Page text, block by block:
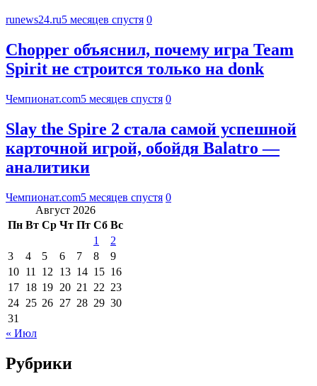
runews24.ru5 месяцев спустя 0
Chopper объяснил, почему игра Team
Spirit не строится только на donk
Чемпионат.com5 месяцев спустя 0
Slay the Spire 2 стала самой успешной
карточной игрой, обойдя Balatro —
аналитики
Чемпионат.com5 месяцев спустя 0
Август 2026
Пн Вт Ср Чт Пт Сб Вс
1
2
3
4 5 6 7 8
9
10 11 12 13 14 15 16
17 18 19 20 21 22 23
24 25 26 27 28 29 30
31
« Июл
Рубрики